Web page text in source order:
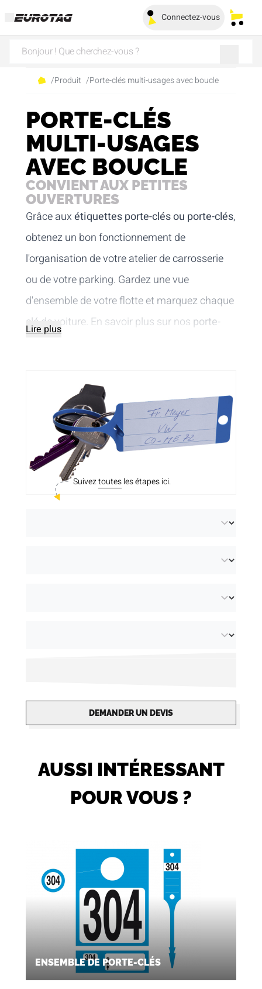
Connectez-vous Mes
/Produit /Porte-clés multi-usages avec boucle
PORTE-CLÉS
MULTI-USAGES
AVEC BOUCLE
CONVIENT AUX PETITES
OUVERTURES
Grâce auxétiquettes porte-clés ou porte-clés,
obtenez un bon fonctionnement de
l'organisation de votre atelier de carrosserie
ou de votre parking. Gardez une vue
d'ensemble de votre flotte et marquez chaque
clé de voiture. En savoir plus sur nos porte-
Lire plus
Suiveztoutesles étapes ici.
DEMANDER UN DEVIS
AUSSI INTÉRESSANT
POUR VOUS ?
ENSEMBLE DE PORTE-CLÉS